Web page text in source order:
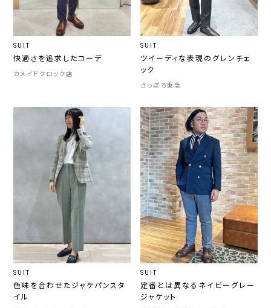
SUIT
快適さを追求したコーデ
カメイドクロック店
SUIT
ツイーディな表現のグレンチェ
ック
さっぽろ東急
SUIT
色味を合わせたジャケパンスタ
イル
SUIT
定番とは異なるネイビーグレー
ジャケット